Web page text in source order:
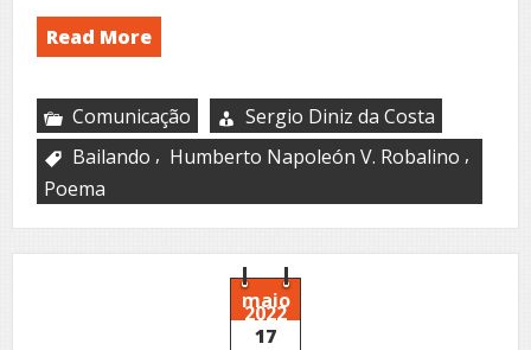
Read More
Comunicação
Sergio Diniz da Costa
Bailando , Humberto Napoleón V. Robalino ,
Poema
maio
2022
17